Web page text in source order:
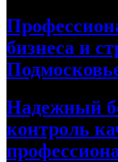
бизнеса и
Надежный
контроль